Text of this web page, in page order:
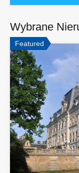
Wybrane
Featured